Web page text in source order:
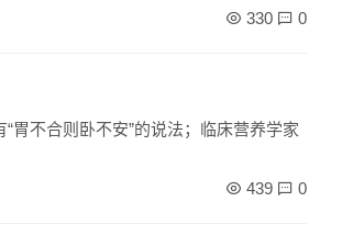
330 0
胃不合则卧不安”的说法；临床营养学家
439 0